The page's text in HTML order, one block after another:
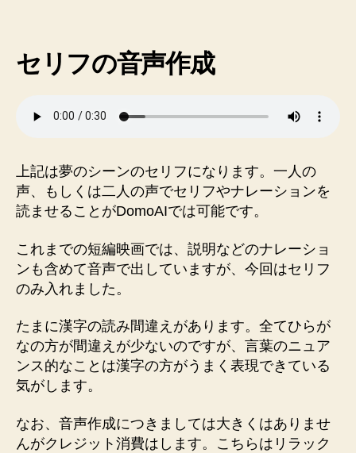
セリフの音声作成
上記は夢のシーンのセリフになります。一人の
声、もしくは二人の声でセリフやナレーションを
読ませることがDomoAIでは可能です。
これまでの短編映画では、説明などのナレーショ
ンも含めて音声で出していますが、今回はセリフ
のみ入れました。
たまに漢字の読み間違えがあります。全てひらが
なの方が間違えが少ないのですが、言葉のニュア
ンス的なことは漢字の方がうまく表現できている
気がします。
なお、音声作成につきましては大きくはありませ
んがクレジット消費はします。こちらはリラック